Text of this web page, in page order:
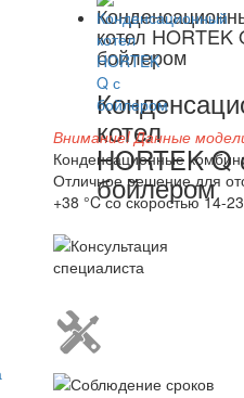
котел HORTEK
бойлером
котел
HORTEK Q
бойлером
Внимание! Данные
Конденсационные
Отличное решение для
+38 °C со скоростью 14-